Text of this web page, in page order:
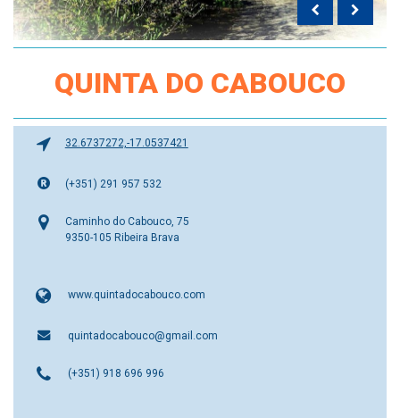
QUINTA DO CABOUCO
32.6737272,-17.0537421
(+351) 291 957 532
Caminho do Cabouco, 75
9350-105 Ribeira Brava
www.quintadocabouco.com
quintadocabouco@gmail.com
(+351) 918 696 996